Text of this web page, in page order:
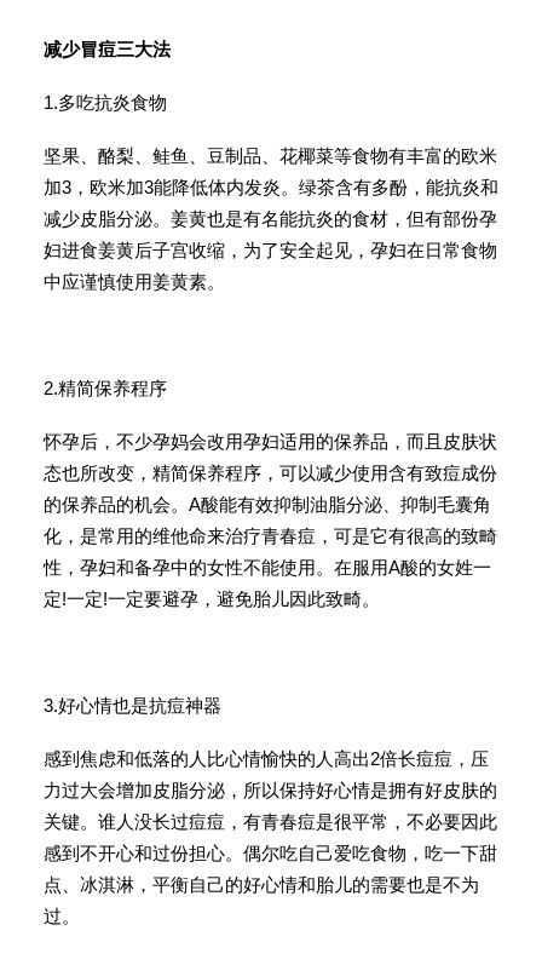
减少冒痘三大法
1.多吃抗炎食物
坚果、酪梨、鲑鱼、豆制品、花椰菜等食物有丰富的欧米
加3，欧米加3能降低体内发炎。绿茶含有多酚，能抗炎和
减少皮脂分泌。姜黄也是有名能抗炎的食材，但有部份孕
妇进食姜黄后子宫收缩，为了安全起见，孕妇在日常食物
中应谨慎使用姜黄素。
2.精简保养程序
怀孕后，不少孕妈会改用孕妇适用的保养品，而且皮肤状
态也所改变，精简保养程序，可以减少使用含有致痘成份
的保养品的机会。A酸能有效抑制油脂分泌、抑制毛囊角
化，是常用的维他命来治疗青春痘，可是它有很高的致畸
性，孕妇和备孕中的女性不能使用。在服用A酸的女姓一
定!一定!一定要避孕，避免胎儿因此致畸。
3.好心情也是抗痘神器
感到焦虑和低落的人比心情愉快的人高出2倍长痘痘，压
力过大会增加皮脂分泌，所以保持好心情是拥有好皮肤的
关键。谁人没长过痘痘，有青春痘是很平常，不必要因此
感到不开心和过份担心。偶尔吃自己爱吃食物，吃一下甜
点、冰淇淋，平衡自己的好心情和胎儿的需要也是不为
过。